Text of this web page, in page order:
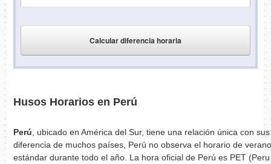
Husos Horarios en Perú
Perú , ubicado en América del Sur, tiene una relación única con
diferencia de muchos países, Perú no observa el horario de
estándar durante todo el año. La hora oficial de Perú es PET